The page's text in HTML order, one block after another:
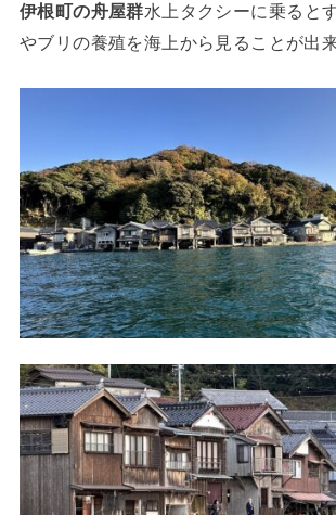
伊根町の舟屋群水上タクシーに乗ると
やブリの養殖を海上から見ることが出